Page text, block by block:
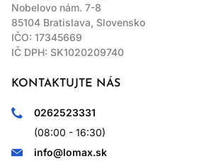
Nobelovo nám. 7-8
85104 Bratislava, Slovensko
IČO: 17345669
IČ DPH: SK1020209740
KONTAKTUJTE NÁS
0262523331
(08:00 - 16:30)
info@lomax.sk